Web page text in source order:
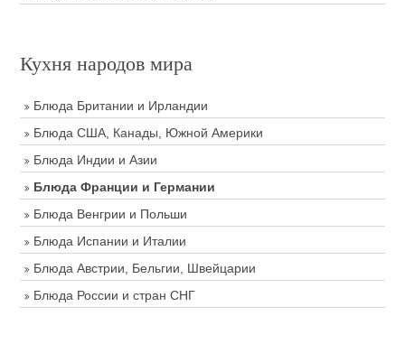
Кухня народов мира
Блюда Британии и Ирландии
Блюда США, Канады, Южной Америки
Блюда Индии и Азии
Блюда Франции и Германии
Блюда Венгрии и Польши
Блюда Испании и Италии
Блюда Австрии, Бельгии, Швейцарии
Блюда России и стран СНГ